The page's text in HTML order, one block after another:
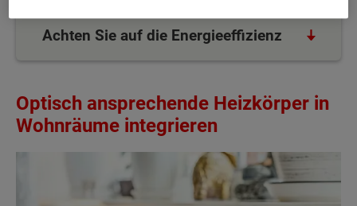
Achten Sie auf die Energieeffizienz
Optisch ansprechende Heizkörper in
Wohnräume integrieren